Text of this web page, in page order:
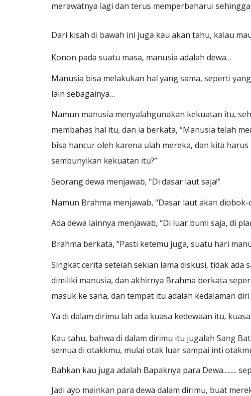
merawatnya lagi dan terus memperbaharui
Dari kisah di bawah ini juga kau akan tahu, kalau
Konon pada suatu masa, manusia adalah dewa…
Manusia bisa melakukan hal yang sama, seperti
lain sebagainya…
Namun manusia menyalahgunakan kekuatan itu,
membahas hal itu, dan ia berkata, “Manusia telah
bisa hancur oleh karena ulah mereka, dan kita
sembunyikan kekuatan itu?”
Seorang dewa menjawab, “Di dasar laut saja!”
Namun Brahma menjawab, “Dasar laut akan
Ada dewa lainnya menjawab, “Di luar bumi saja, di
Brahma berkata, “Pasti ketemu juga, suatu hari
Singkat cerita setelah sekian lama diskusi, tidak
dimiliki manusia, dan akhirnya Brahma berkata
masuk ke sana, dan tempat itu adalah kedalaman
Ya di dalam dirimu lah ada kuasa kedewaan itu,
Kau tahu, bahwa di dalam dirimu itu jugalah Sang
semua di otakkmu, mulai otak luar sampai inti
Bahkan kau juga adalah Bapaknya para Dewa.........
Jadi ayo mainkan para dewa dalam dirimu, buat